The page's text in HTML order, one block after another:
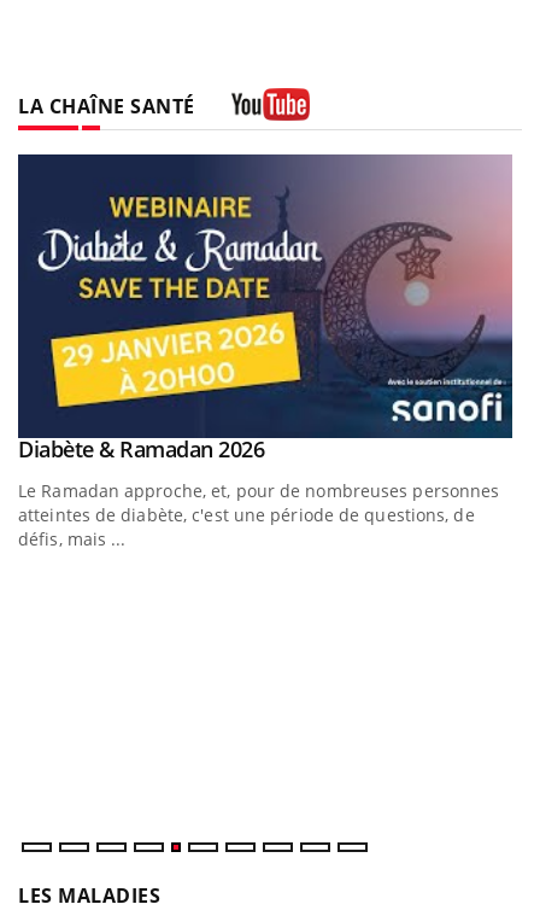
LA CHAÎNE SANTÉ
Youtube
Diabète & Ramadan 2026Youtube
Le Ramadan approche, et, pour de nombreuses personnes
atteintes de diabète, c'est une période de questions, de
défis, mais ...
LES MALADIES